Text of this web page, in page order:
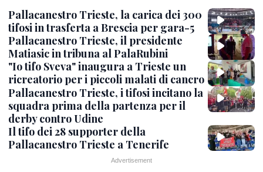
Pallacanestro Trieste, la carica dei 300
tifosi in trasferta a Brescia per gara-5
Pallacanestro Trieste, il presidente
Matiasic in tribuna al PalaRubini
"Io tifo Sveva" inaugura a Trieste un
ricreatorio per i piccoli malati di cancro
Pallacanestro Trieste, i tifosi incitano la
squadra prima della partenza per il
derby contro Udine
Il tifo dei 28 supporter della
Pallacanestro Trieste a Tenerife